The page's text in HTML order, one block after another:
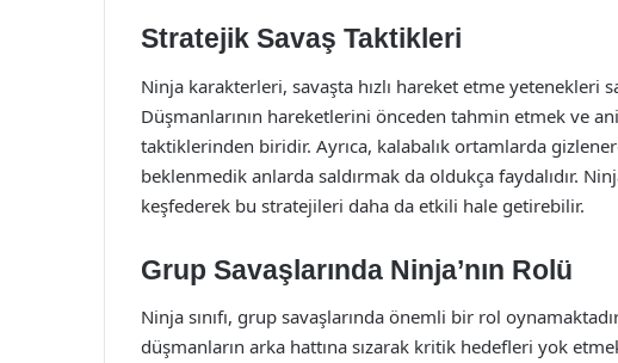
Stratejik Savaş Taktikleri
Ninja karakterleri, savaşta hızlı hareket etme yetenekleri
Düşmanlarının hareketlerini önceden tahmin etmek ve
taktiklerinden biridir. Ayrıca, kalabalık ortamlarda
beklenmedik anlarda saldırmak da oldukça faydalıdır.
keşfederek bu stratejileri daha da etkili hale getirebilir.
Grup Savaşlarında Ninja’nın Rolü
Ninja sınıfı, grup savaşlarında önemli bir rol
düşmanların arka hattına sızarak kritik hedefleri yok